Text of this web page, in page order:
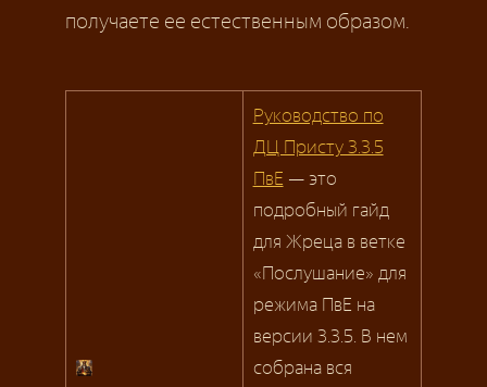
получаете ее естественным образом.
Руководство по
ДЦ Присту 3.3.5
ПвЕ — это
подробный гайд
для Жреца в ветке
«Послушание» для
режима ПвЕ на
версии 3.3.5. В нем
собрана вся